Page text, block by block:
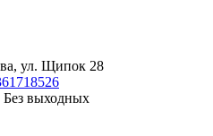
ул. Щипок 28
Без выходных